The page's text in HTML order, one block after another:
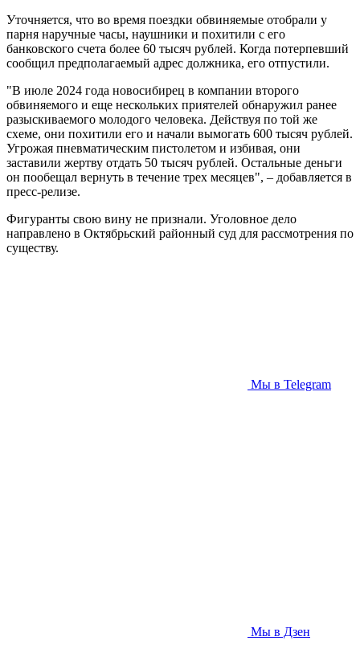
Уточняется, что во время поездки обвиняемые отобрали у
парня наручные часы, наушники и похитили с его
банковского счета более 60 тысяч рублей. Когда потерпевший
сообщил предполагаемый адрес должника, его отпустили.
"В июле 2024 года новосибирец в компании второго
обвиняемого и еще нескольких приятелей обнаружил ранее
разыскиваемого молодого человека. Действуя по той же
схеме, они похитили его и начали вымогать 600 тысяч рублей.
Угрожая пневматическим пистолетом и избивая, они
заставили жертву отдать 50 тысяч рублей. Остальные деньги
он пообещал вернуть в течение трех месяцев", – добавляется в
пресс-релизе.
Фигуранты свою вину не признали. Уголовное дело
направлено в Октябрьский районный суд для рассмотрения по
существу.
Мы в Telegram
Мы в Дзен